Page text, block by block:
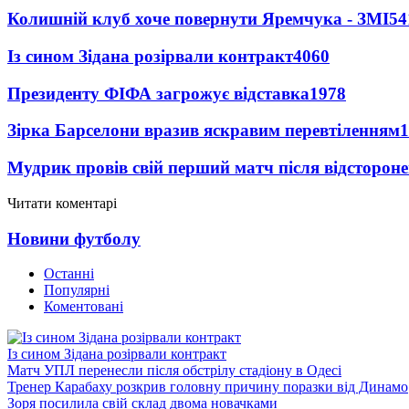
Колишній клуб хоче повернути Яремчука - ЗМІ
Із сином Зідана розірвали контракт4060
Президенту ФІФА загрожує відставка1978
Зірка Барселони вразив яскравим перевтіленням
Мудрик провів свій перший матч після
Читати коментарі
Новини футболу
Останні
Популярні
Коментовані
Із сином Зідана розірвали контракт
Матч УПЛ перенесли після обстрілу стадіону в Одесі
Тренер Карабаху розкрив головну причину поразки від Динамо
Зоря посилила свій склад двома новачками